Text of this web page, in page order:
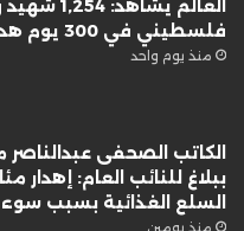
فلسطيني في 300 يوم هدنه
منذ يوم واحد
الكاتب الصحفى
ببلاغ للنائب العام: إهدار
السلع الغذائية بسبب سوء
منذ يومين